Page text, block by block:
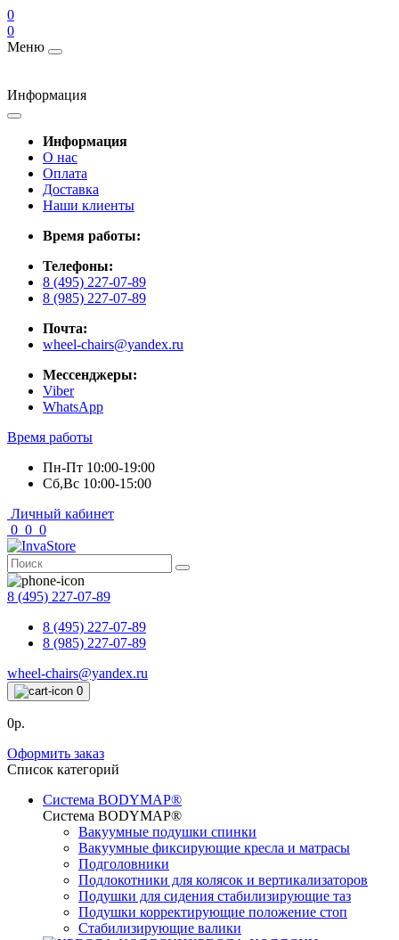
0
0
Меню
Информация
Информация
О нас
Оплата
Доставка
Наши клиенты
Время работы:
Телефоны:
8 (495) 227-07-89
8 (985) 227-07-89
Почта:
wheel-chairs@yandex.ru
Мессенджеры:
Viber
WhatsApp
Время работы
Пн-Пт 10:00-19:00
Сб,Вс 10:00-15:00
Личный кабинет
0 0 0
8 (495) 227-07-89
8 (495) 227-07-89
8 (985) 227-07-89
wheel-chairs@yandex.ru
0
0р.
Оформить заказ
Список категорий
Система BODYMAP®
Система BODYMAP®
Вакуумные подушки спинки
Вакуумные фиксирующие кресла и матрасы
Подголовники
Подлокотники для колясок и вертикализаторов
Подушки для сидения стабилизирующие таз
Подушки корректирующие положение стоп
Стабилизирующие валики